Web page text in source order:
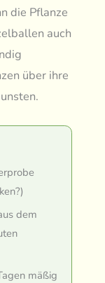
die Pflanze
auch
über ihre
dem
mäßig